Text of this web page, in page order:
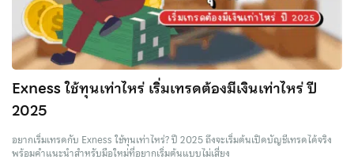
Exness ใช้ทุนเท่าไหร่ เริ่มเทรดต้องมีเงินเท่าไหร่ ปี
2025
อยากเริ่มเทรดกับ Exness ใช้ทุนเท่าไหร่? ปี 2025 ถึงจะเริ่มต้นเปิดบัญชีเทรดได้จริง
พร้อมคำแนะนำสำหรับมือใหม่ที่อยากเริ่มต้นแบบไม่เสี่ยง